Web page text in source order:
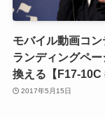
モバイル動画コン
ランディングペー
換える【F17-10C
2017年5月15日